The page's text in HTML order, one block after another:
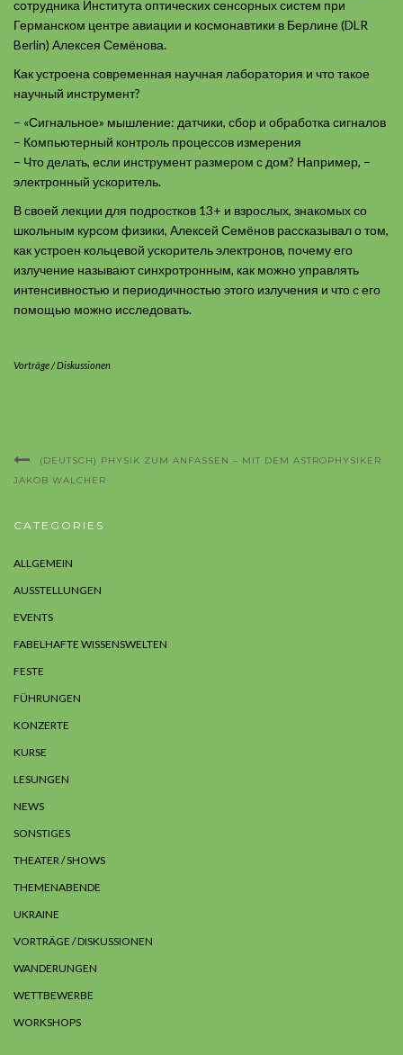
сотрудника Института оптических сенсорных систем при
Германском центре авиации и космонавтики в Берлине (DLR
Berlin) Алексея Семёнова.
Как устроена современная научная лаборатория и что такое
научный инструмент?
– «Сигнальное» мышление: датчики, сбор и обработка сигналов
– Компьютерный контроль процессов измерения
– Что делать, если инструмент размером с дом? Например, –
электронный ускоритель.
В своей лекции для подростков 13+ и взрослых, знакомых со
школьным курсом физики, Алексей Семёнов рассказывал о том,
как устроен кольцевой ускоритель электронов, почему его
излучение называют синхротронным, как можно управлять
интенсивностью и периодичностью этого излучения и что с его
помощью можно исследовать.
Vorträge / Diskussionen
(DEUTSCH) PHYSIK ZUM ANFASSEN – MIT DEM ASTROPHYSIKER
JAKOB WALCHER
CATEGORIES
ALLGEMEIN
AUSSTELLUNGEN
EVENTS
FABELHAFTE WISSENSWELTEN
FESTE
FÜHRUNGEN
KONZERTE
KURSE
LESUNGEN
NEWS
SONSTIGES
THEATER / SHOWS
THEMENABENDE
UKRAINE
VORTRÄGE / DISKUSSIONEN
WANDERUNGEN
WETTBEWERBE
WORKSHOPS